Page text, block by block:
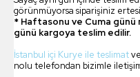
görünmüyorsa siparişiniz
* Haftasonu ve Cuma günü
günü kargoya teslim edilir.
İstanbul içi Kurye ile teslimat
nolu telefondan bizimle